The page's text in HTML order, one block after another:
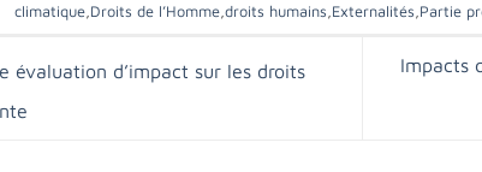
climatique,Droits de l’Homme,droits humains,Externalités,Partie
évaluation d’impact sur les droits
Impacts